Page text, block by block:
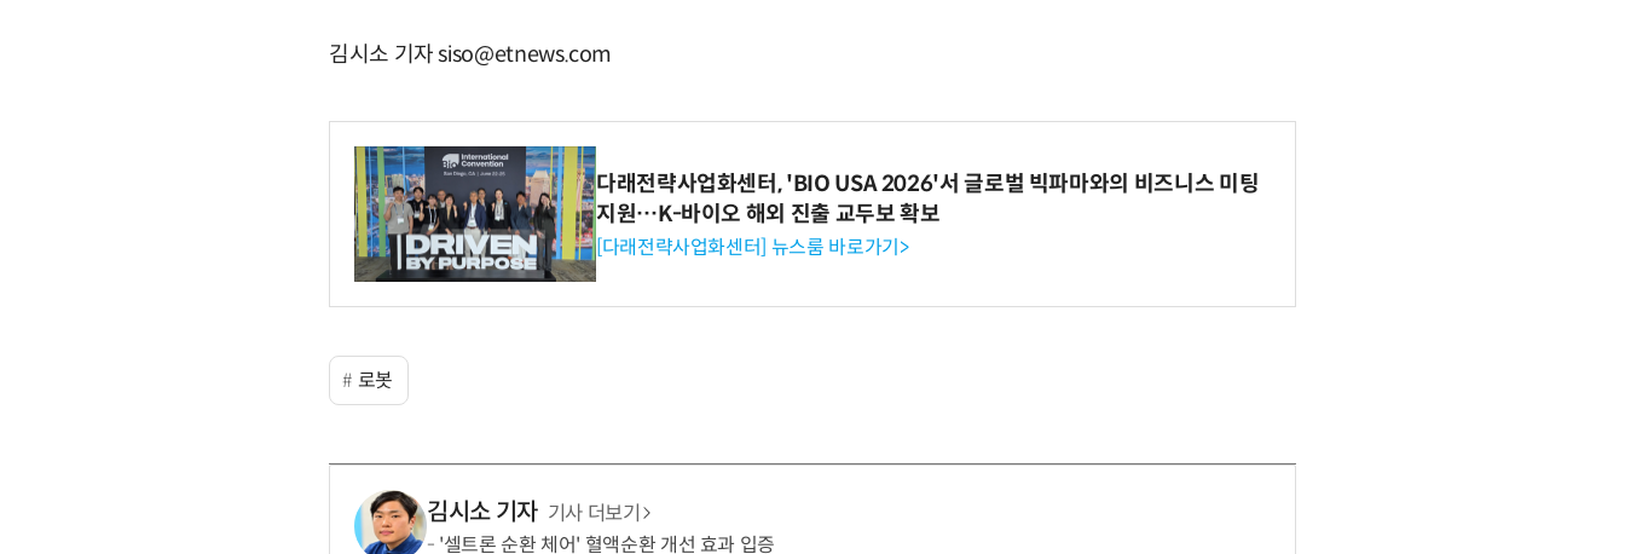
김시소 기자 siso@etnews.com
다래전략사업화센터, 'BIO USA 2026'서 글로벌 빅파마와의 비즈니스 미팅
지원…K-바이오 해외 진출 교두보 확보
[다래전략사업화센터] 뉴스룸 바로가기>
로봇
김시소 기자 기사 더보기
'셀트론 순환 체어' 혈액순환 개선 효과 입증